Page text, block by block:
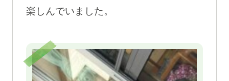
楽しんでいました。